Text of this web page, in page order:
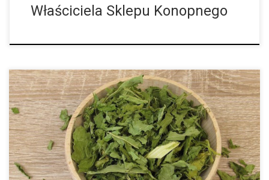
Właściciela Sklepu Konopnego
Spożycie zbyt dużej ilości herbaty z kwiatów konopi może
doprowadzić do odurzenia. Podczas gdy w krajach
rozwijających się obywatele mogą teraz legalnie nabywać
konopie indyjskie do celów prywatnego użytku w […]